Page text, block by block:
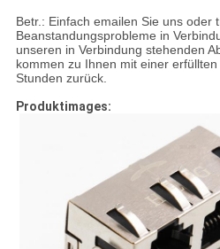
Betr.: Einfach emailen Sie uns oder
Beanstandungsprobleme in
unseren in Verbindung stehenden
kommen zu Ihnen mit einer
Stunden zurück.
Produktimages: